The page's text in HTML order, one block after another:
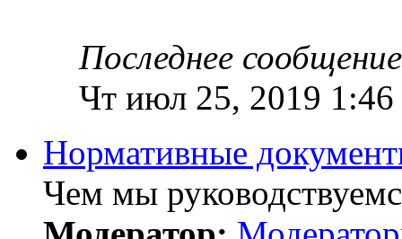
Последнее сообщение
Чт июл 25, 2019 1:46
Нормативные
Чем мы